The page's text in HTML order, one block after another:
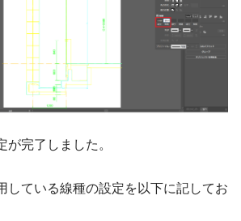
が完了しました。
している線種の設定を以下に記してお